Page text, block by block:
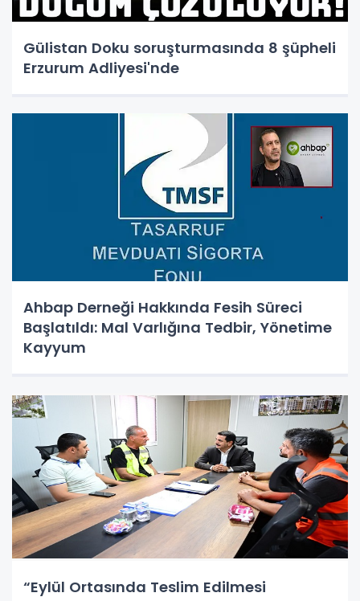
Gülistan Doku soruşturmasında 8 şüpheli
Erzurum Adliyesi'nde
Ahbap Derneği Hakkında Fesih Süreci
Başlatıldı: Mal Varlığına Tedbir, Yönetime
Kayyum
“Eylül Ortasında Teslim Edilmesi